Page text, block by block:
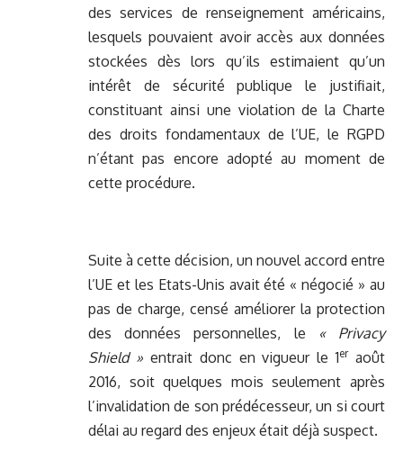
des services de renseignement américains,
lesquels pouvaient avoir accès aux données
stockées dès lors qu’ils estimaient qu’un
intérêt de sécurité publique le justifiait,
constituant ainsi une violation de la Charte
des droits fondamentaux de l’UE, le RGPD
n’étant pas encore adopté au moment de
cette procédure.
Suite à cette décision, un nouvel accord entre
l’UE et les Etats-Unis avait été « négocié » au
pas de charge, censé améliorer la protection
des données personnelles, le
« Privacy
Shield »entrait donc en vigueur le 1eraoût
2016, soit quelques mois seulement après
l’invalidation de son prédécesseur, un si court
délai au regard des enjeux était déjà suspect.